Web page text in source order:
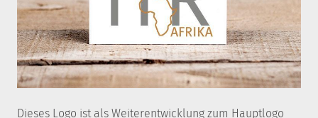
Dieses Logo ist als Weiterentwicklung zum Hauptlogo